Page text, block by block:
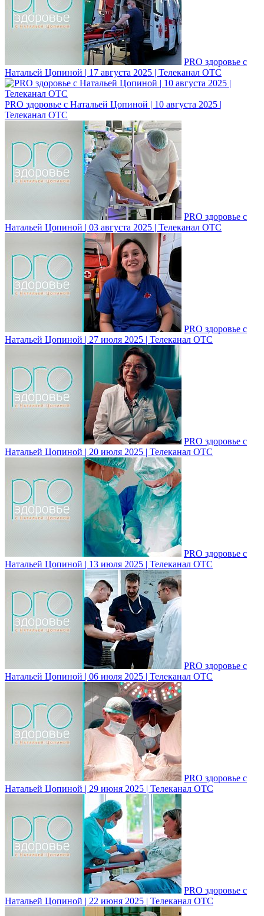
PRO здоровье с
Натальей Цопиной | 17 августа 2025 | Телеканал ОТС
PRO здоровье с Натальей Цопиной | 10 августа 2025 |
Телеканал ОТС
PRO здоровье с
Натальей Цопиной | 03 августа 2025 | Телеканал ОТС
PRO здоровье с
Натальей Цопиной | 27 июля 2025 | Телеканал ОТС
PRO здоровье с
Натальей Цопиной | 20 июля 2025 | Телеканал ОТС
PRO здоровье с
Натальей Цопиной | 13 июля 2025 | Телеканал ОТС
PRO здоровье с
Натальей Цопиной | 06 июля 2025 | Телеканал ОТС
PRO здоровье с
Натальей Цопиной | 29 июня 2025 | Телеканал ОТС
PRO здоровье с
Натальей Цопиной | 22 июня 2025 | Телеканал ОТС